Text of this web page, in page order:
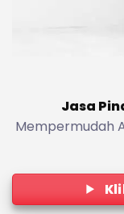
Jasa
Mempermudah